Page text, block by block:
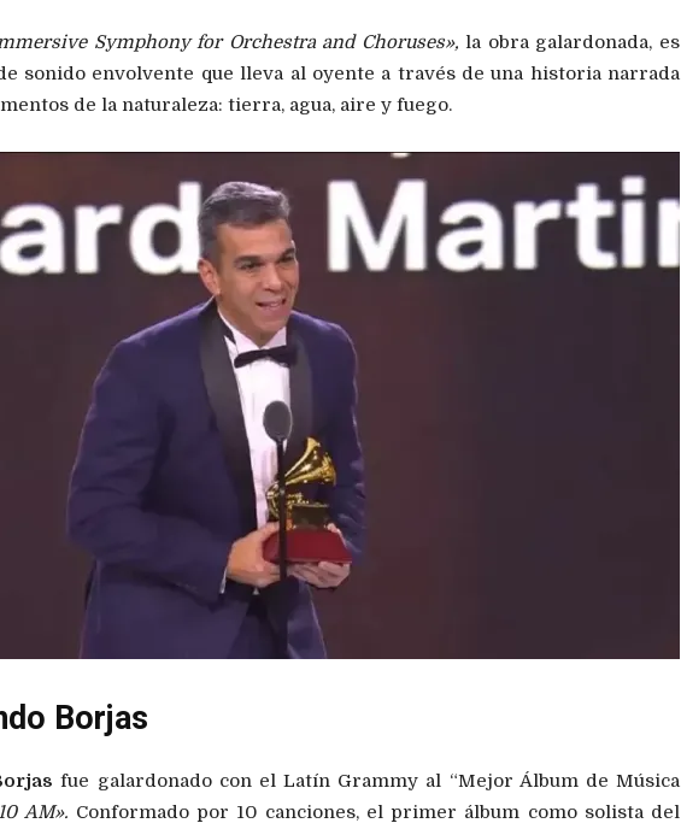
Symphony for Orchestra and Choruses», la obra galardonada, es
sonido envolvente que lleva al oyente a través de una historia narrada
de la naturaleza: tierra, agua, aire y fuego.
Borjas
fue galardonado con el Latín Grammy al “Mejor Álbum de Música
AM». Conformado por 10 canciones, el primer álbum como solista del